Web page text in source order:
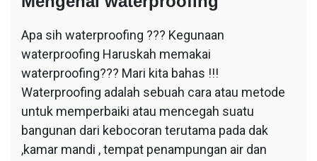
Apa sih waterproofing ??? Kegunaan
waterproofing Haruskah memakai
waterproofing??? Mari kita bahas !!!
Waterproofing adalah sebuah cara atau metode
untuk memperbaiki atau mencegah suatu
bangunan dari kebocoran terutama pada dak
,kamar mandi , tempat penampungan air dan